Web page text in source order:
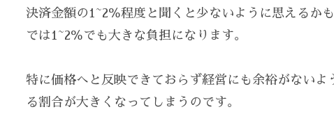
決済金額の1~2％程度と聞くと少ないように思えるか
では1~2％でも大きな負担になります。
特に価格へと反映できておらず経営にも余裕がない
る割合が大きくなってしまうのです。